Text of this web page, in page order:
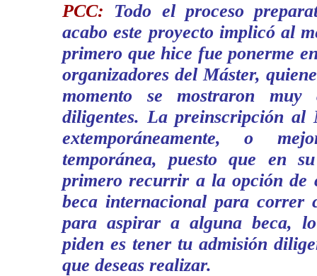
PCC: Todo el proceso
acabo este proyecto implicó al
primero que hice fue ponerme
organizadores del Máster,
momento se mostraron muy
diligentes. La preinscripción al
extemporáneamente, o
temporánea, puesto que en
primero recurrir a la opción de
beca internacional para correr
para aspirar a alguna beca,
piden es tener tu admisión
que deseas realizar.